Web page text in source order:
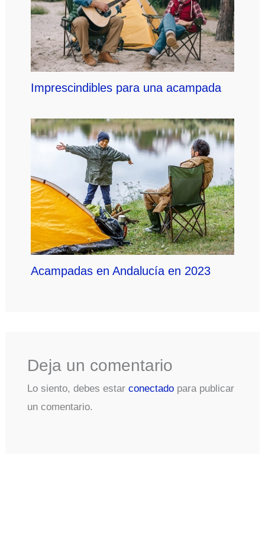
Imprescindibles para una acampada
Acampadas en Andalucía en 2023
Deja un comentario
Lo siento, debes estar conectadopara publicar
un comentario.